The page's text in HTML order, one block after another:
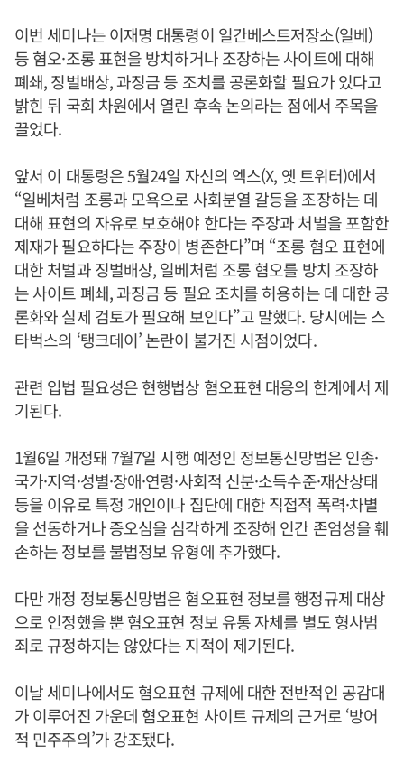
이번 세미나는 이재명 대통령이 일간베스트저장소(일베)
등 혐오·조롱 표현을 방치하거나 조장하는 사이트에 대해
폐쇄, 징벌배상, 과징금 등 조치를 공론화할 필요가 있다고
밝힌 뒤 국회 차원에서 열린 후속 논의라는 점에서 주목을
끌었다.
앞서 이 대통령은 5월24일 자신의 엑스(X, 옛 트위터)에서
“일베처럼 조롱과 모욕으로 사회분열 갈등을 조장하는 데
대해 표현의 자유로 보호해야 한다는 주장과 처벌을 포함한
제재가 필요하다는 주장이 병존한다”며 “조롱 혐오 표현에
대한 처벌과 징벌배상, 일베처럼 조롱 혐오를 방치 조장하
는 사이트 폐쇄, 과징금 등 필요 조치를 허용하는 데 대한 공
론화와 실제 검토가 필요해 보인다”고 말했다. 당시에는 스
타벅스의 ‘탱크데이’ 논란이 불거진 시점이었다.
관련 입법 필요성은 현행법상 혐오표현 대응의 한계에서 제
기된다.
1월6일 개정돼 7월7일 시행 예정인 정보통신망법은 인종·
국가·지역·성별·장애·연령·사회적 신분·소득수준·재산상태
등을 이유로 특정 개인이나 집단에 대한 직접적 폭력·차별
을 선동하거나 증오심을 심각하게 조장해 인간 존엄성을 훼
손하는 정보를 불법정보 유형에 추가했다.
다만 개정 정보통신망법은 혐오표현 정보를 행정규제 대상
으로 인정했을 뿐 혐오표현 정보 유통 자체를 별도 형사범
죄로 규정하지는 않았다는 지적이 제기된다.
이날 세미나에서도 혐오표현 규제에 대한 전반적인 공감대
가 이루어진 가운데 혐오표현 사이트 규제의 근거로 ‘방어
적 민주주의’가 강조됐다.